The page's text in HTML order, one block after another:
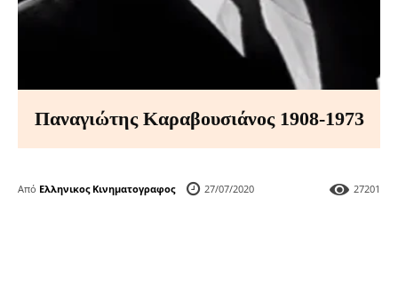
Παναγιώτης Καραβουσιάνος 1908-1973
Από Ελληνικος Κινηματογραφος 27/07/2020 27201